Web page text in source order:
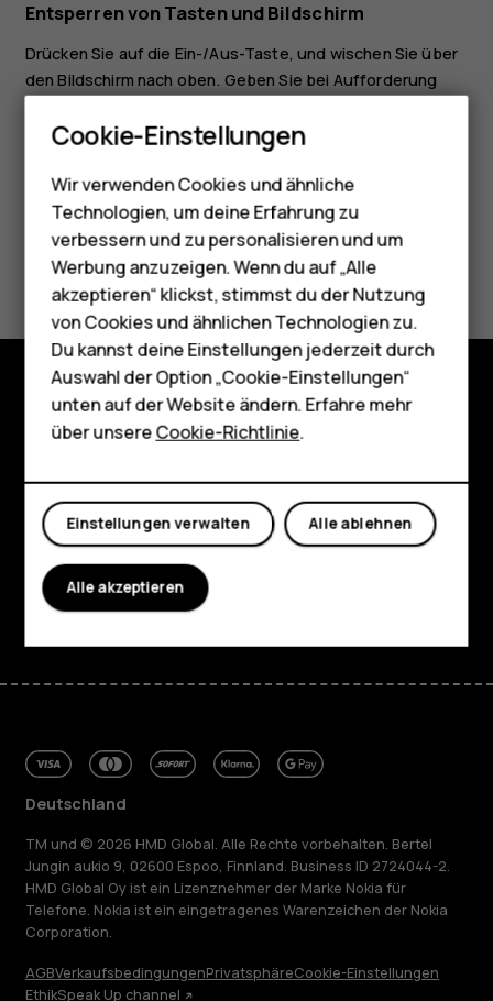
Smartphones
Feature Phones
Telefone für Senioren
Zubehör
HMD Terra M
Für Unternehmen
Tablets
Shop
Mein Konto
Entsperren von Tasten und Bildschirm
Drücken Sie auf die Ein-/Aus-Taste, und wischen Sie über
den Bildschirm nach oben. Geben Sie bei Aufforderung
Did you find this helpful?
Ja Nein
Shop
Planet and people
Support
FacebookInstagram
Tiktok Youtube
Deutschland
TM und © 2026 HMD Global. Alle Rechte vorbehalten. Bertel
Jungin aukio 9, 02600 Espoo, Finnland. Business ID 2724044-2.
HMD Global Oy ist ein Lizenznehmer der Marke Nokia für
Telefone. Nokia ist ein eingetragenes Warenzeichen der Nokia
Corporation.
AGBVerkaufsbedingungenPrivatsphäreCookie-Einstellungen
EthikSpeak Up channel
Cookie-Einstellungen
Wir verwenden Cookies und ähnliche
Technologien, um deine Erfahrung zu
verbessern und zu personalisieren und um
Werbung anzuzeigen. Wenn du auf „Alle
akzeptieren“ klickst, stimmst du der Nutzung
von Cookies und ähnlichen Technologien zu.
Du kannst deine Einstellungen jederzeit durch
Auswahl der Option „Cookie-Einstellungen“
unten auf der Website ändern. Erfahre mehr
über unsereCookie-Richtlinie.
Alle ablehnen
Einstellungen verwalten
Alle akzeptieren